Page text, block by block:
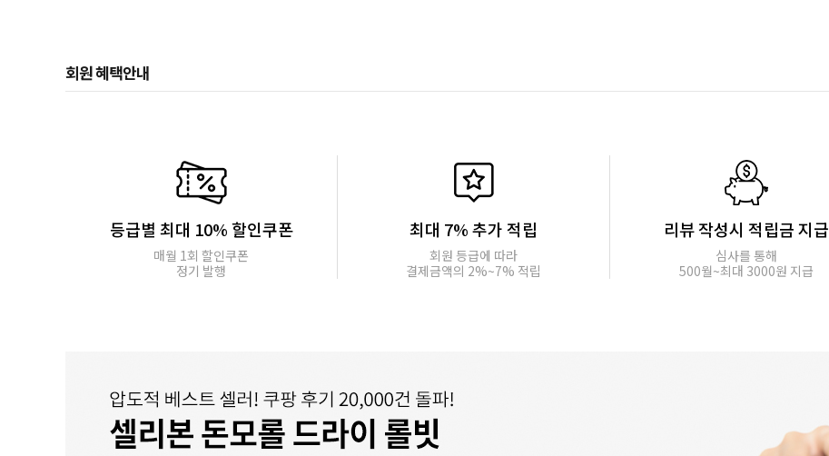
회원 혜택안내
등급별 최대 10% 할인쿠폰
매월 1회 할인쿠폰
정기 발행
최대 7% 추가 적립
회원 등급에 따라
결제금액의 2%~7% 적립
리뷰 작성시 적립금 지급
심사를 통해
500월~최대 3000원 지급